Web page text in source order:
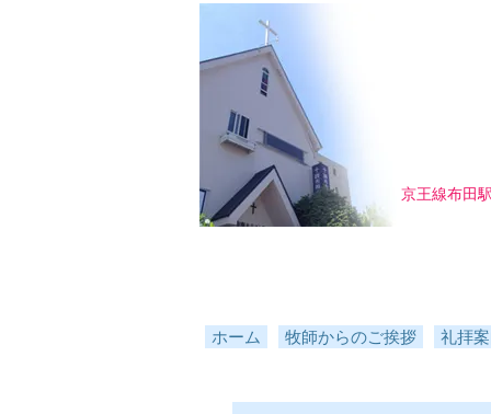
京王線布田
ホーム 牧師からのご挨拶 礼拝